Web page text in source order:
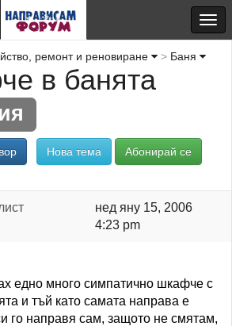
ремонт и реновиране Баня
в банята
Нова тема Абонирай се
нед яну 15, 2006
4:23 pm
едно много симпатично шкафче с
и тъй като самата направа е
го направя сам, защото не смятам,